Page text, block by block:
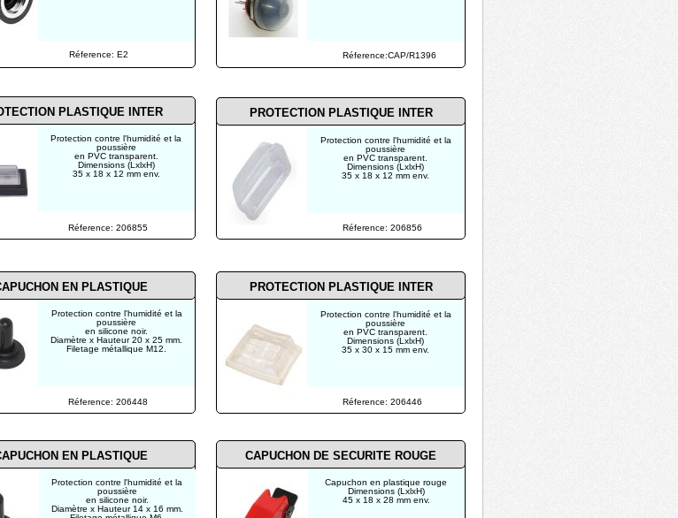
Réference: E2
Réference: 206446
Réference: 206856
PROTECTION PLASTIQUE INTER
PROTECTION PLASTIQUE INTER
CAPUCHON DE SECURITE ROUGE
Protection contre l'humidité et la
poussière
en PVC transparent.
Dimensions (LxlxH)
35 x 30 x 15 mm env.
Protection contre l'humidité et la
poussière
en PVC transparent.
Dimensions (LxlxH)
35 x 18 x 12 mm env.
Réference: 206448
Réference:CAP/R1396
EN PLASTIQUE
EN PLASTIQUE
Protection contre l'humidité et la
poussière
en silicone noir.
Diamètre x Hauteur 20 x 25 mm.
Filetage métallique M12.
Protection contre l'humidité et la
poussière
en silicone noir.
Diamètre x Hauteur 14 x 16 mm.
Capuchon en plastique rouge
Dimensions (LxlxH)
45 x 18 x 28 mm env.
Protection contre l'humidité et la
poussière
en PVC transparent.
Dimensions (LxlxH)
35 x 18 x 12 mm env.
Réference: 206855
PLASTIQUE INTER